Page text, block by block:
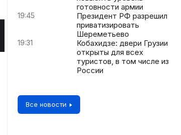
готовности армии
19:45
Президент РФ разрешил
приватизировать
Шереметьево
19:31
Кобахидзе: двери Грузии
открыты для всех
туристов, в том числе из
России
Все новости